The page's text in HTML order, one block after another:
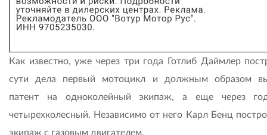
Как известно, уже через три года Готлиб Даймлер
сути дела первый мотоцикл и должным образом
патент на одноколейный экипаж, а еще через
четырехколесный. Независимо от него Карл Бенц
экипаж с газовым двигателем.